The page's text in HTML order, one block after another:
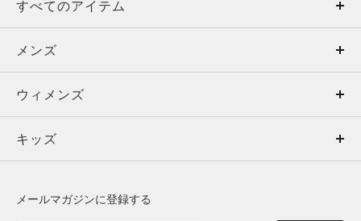
すべてのアイテム
メンズ
ウィメンズ
キッズ
メンズ
トップス
ボトムス
ウィメンズ
トップス
キッズ
メールマガジンに登録する